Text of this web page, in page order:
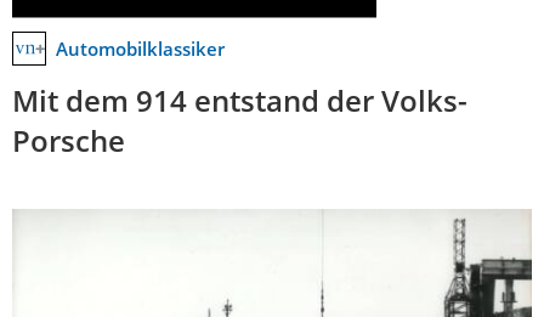
Automobilklassiker
Mit dem 914 entstand der Volks-
Porsche